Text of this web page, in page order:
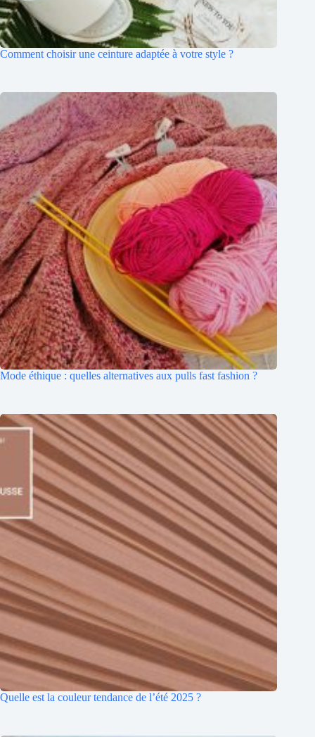
Comment choisir une ceinture adaptée à votre style ?
Mode éthique : quelles alternatives aux pulls fast fashion ?
Quelle est la couleur tendance de l’été 2025 ?